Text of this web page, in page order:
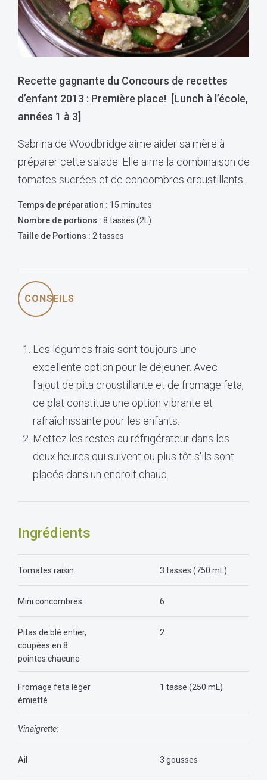
Recette gagnante du Concours de recettes
d’enfant 2013 : Première place! [Lunch à l’école,
années 1 à 3]
Sabrina de Woodbridge aime aider sa mère à
préparer cette salade. Elle aime la combinaison de
tomates sucrées et de concombres croustillants.
Temps de préparation : 15 minutes
Nombre de portions : 8 tasses (2L)
Taille de Portions : 2 tasses
CONSEILS
Les légumes frais sont toujours une
excellente option pour le déjeuner. Avec
l'ajout de pita croustillante et de fromage feta,
ce plat constitue une option vibrante et
rafraîchissante pour les enfants.
Mettez les restes au réfrigérateur dans les
deux heures qui suivent ou plus tôt s'ils sont
placés dans un endroit chaud.
Ingrédients
Tomates raisin 3 tasses (750 mL)
Mini concombres 6
Pitas de blé entier,
coupées en 8
pointes chacune
2
Fromage feta léger
émietté
1 tasse (250 mL)
Vinaigrette:
Ail 3 gousses